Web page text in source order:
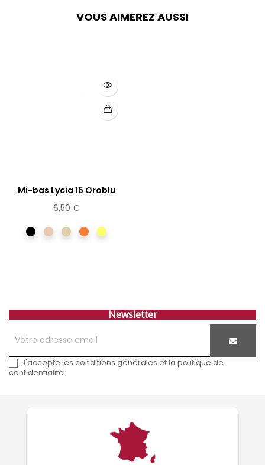
VOUS AIMEREZ AUSSI
Mi-bas Lycia 15 Oroblu
6,50 €
Noir NudesableSoleilSUNTOUCH
Newsletter
J'accepte les conditions générales et la politique de
confidentialité